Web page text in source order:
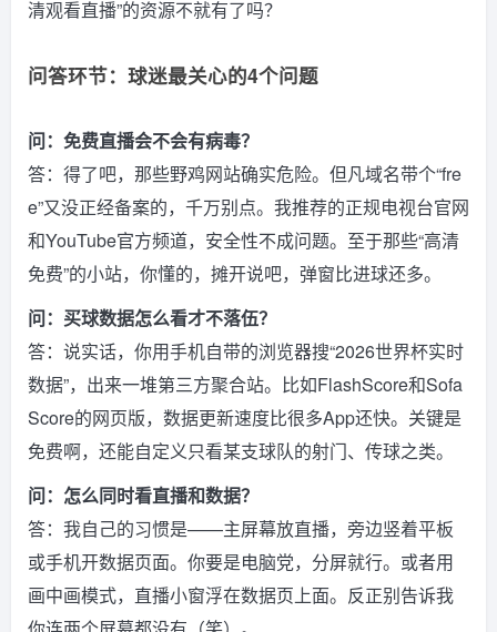
清观看直播”的资源不就有了吗？
问答环节：球迷最关心的4个问题
问：免费直播会不会有病毒？
答：得了吧，那些野鸡网站确实危险。但凡域名带个“fre
e”又没正经备案的，千万别点。我推荐的正规电视台官网
和YouTube官方频道，安全性不成问题。至于那些“高清
免费”的小站，你懂的，摊开说吧，弹窗比进球还多。
问：买球数据怎么看才不落伍？
答：说实话，你用手机自带的浏览器搜“2026世界杯实时
数据”，出来一堆第三方聚合站。比如FlashScore和Sofa
Score的网页版，数据更新速度比很多App还快。关键是
免费啊，还能自定义只看某支球队的射门、传球之类。
问：怎么同时看直播和数据？
答：我自己的习惯是——主屏幕放直播，旁边竖着平板
或手机开数据页面。你要是电脑党，分屏就行。或者用
画中画模式，直播小窗浮在数据页上面。反正别告诉我